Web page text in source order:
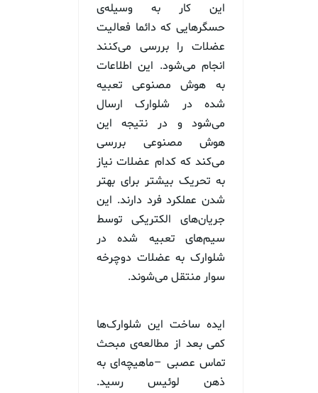
این کار به وسیله‌ی
حسگرهایی که دائما فعالیت
عضلات را بررسی می‌کنند
انجام می‌شود. این اطلاعات
به هوش مصنوعی تعبیه
شده در شلوارک ارسال
می‌شود و در نتیجه این
هوش مصنوعی بررسی
می‌کند که کدام عضلات نیاز
به تحریک بیشتر برای بهتر
شدن عملکرد فرد دارند. این
جریان‌های الکتریکی توسط
سیم‌های تعبیه شده در
شلوارک به عضلات دوچرخه
سوار منتقل می‌شوند.
ایده ساخت این شلوارک‌ها
کمی بعد از مطالعه‌ی مبحث
تماس عصبی –ماهیچه‌ای به
ذهن لوئیس رسید.